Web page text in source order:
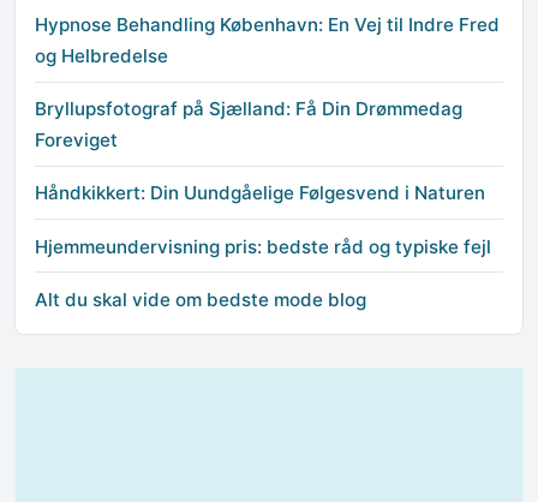
Hypnose Behandling København: En Vej til Indre Fred
og Helbredelse
Bryllupsfotograf på Sjælland: Få Din Drømmedag
Foreviget
Håndkikkert: Din Uundgåelige Følgesvend i Naturen
Hjemmeundervisning pris: bedste råd og typiske fejl
Alt du skal vide om bedste mode blog